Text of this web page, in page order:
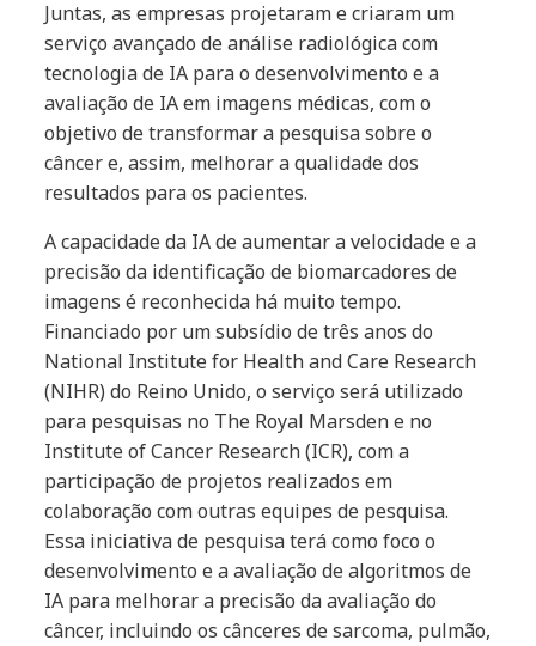
Juntas, as empresas projetaram e criaram um
serviço avançado de análise radiológica com
tecnologia de IA para o desenvolvimento e a
avaliação de IA em imagens médicas, com o
objetivo de transformar a pesquisa sobre o
câncer e, assim, melhorar a qualidade dos
resultados para os pacientes.
A capacidade da IA de aumentar a velocidade e a
precisão da identificação de biomarcadores de
imagens é reconhecida há muito tempo.
Financiado por um subsídio de três anos do
National Institute for Health and Care Research
(NIHR) do Reino Unido, o serviço será utilizado
para pesquisas no The Royal Marsden e no
Institute of Cancer Research (ICR), com a
participação de projetos realizados em
colaboração com outras equipes de pesquisa.
Essa iniciativa de pesquisa terá como foco o
desenvolvimento e a avaliação de algoritmos de
IA para melhorar a precisão da avaliação do
câncer, incluindo os cânceres de sarcoma, pulmão,